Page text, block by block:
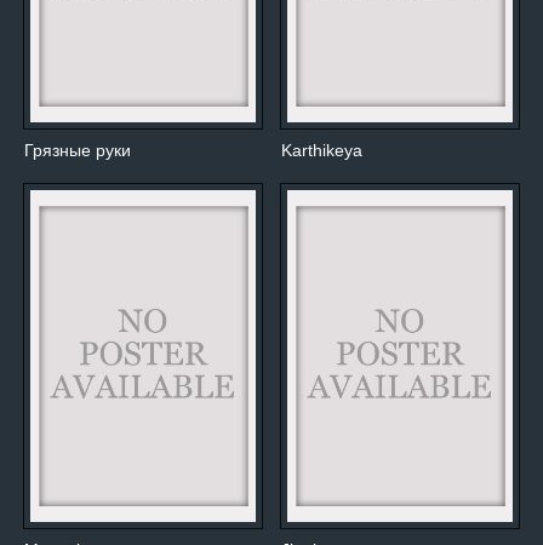
Грязные руки Karthikeya